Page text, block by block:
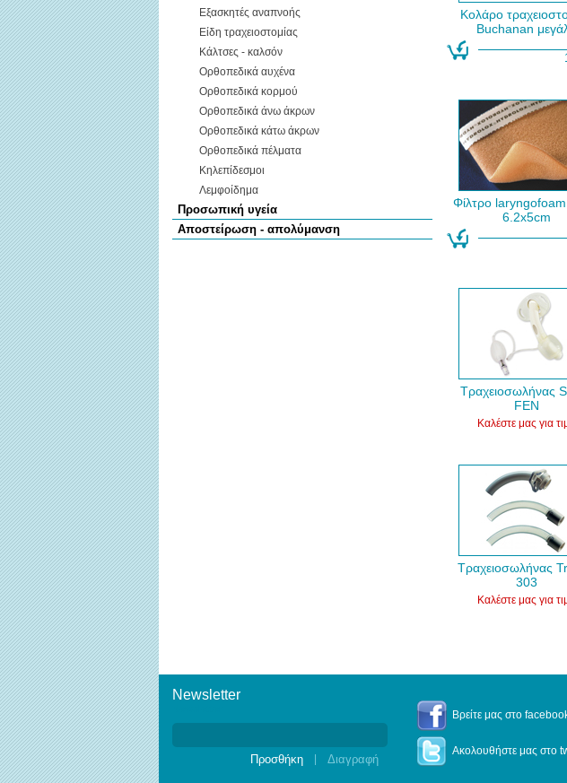
Εξασκητές αναπνοής
Είδη τραχειοστομίας
Κάλτσες - καλσόν
Ορθοπεδικά αυχένα
Ορθοπεδικά κορμού
Ορθοπεδικά άνω άκρων
Ορθοπεδικά κάτω άκρων
Ορθοπεδικά πέλματα
Κηλεπίδεσμοι
Λεμφοίδημα
Προσωπική υγεία
Αποστείρωση - απολύμανση
Κολάρο
Buchanan
Φίλτρο laryngofoam
6.2x5cm
Τραχειοσωλήνας
FEN
Καλέστε μας για
Τραχειοσωλήνας
303
Καλέστε μας για
Newsletter
Βρείτε μας στο
Ακολουθήστε μας στο